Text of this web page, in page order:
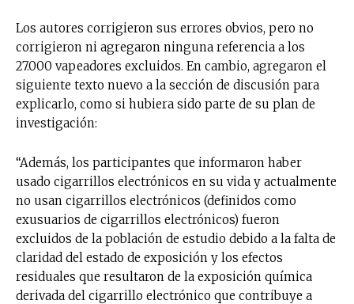
Los autores corrigieron sus errores obvios, pero no
corrigieron ni agregaron ninguna referencia a los
27.000 vapeadores excluidos. En cambio, agregaron el
siguiente texto nuevo a la sección de discusión para
explicarlo, como si hubiera sido parte de su plan de
investigación:
“Además, los participantes que informaron haber
usado cigarrillos electrónicos en su vida y actualmente
no usan cigarrillos electrónicos (definidos como
exusuarios de cigarrillos electrónicos) fueron
excluidos de la población de estudio debido a la falta de
claridad del estado de exposición y los efectos
residuales que resultaron de la exposición química
derivada del cigarrillo electrónico que contribuye a